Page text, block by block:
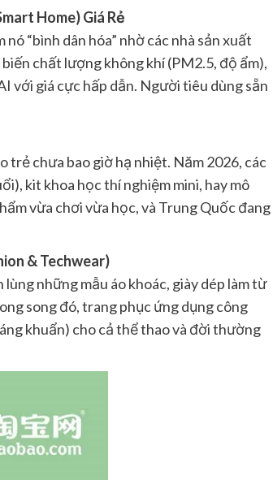
Home) Giá Rẻ
“bình dân hóa” nhờ các nhà sản xuất
chất lượng không khí (PM2.5, độ ẩm),
với giá cực hấp dẫn. Người tiêu dùng sẵn
trẻ chưa bao giờ hạ nhiệt. Năm 2026, các
kit khoa học thí nghiệm mini, hay mô
vừa chơi vừa học, và Trung Quốc đang
& Techwear)
những mẫu áo khoác, giày dép làm từ
song đó, trang phục ứng dụng công
khuẩn) cho cả thể thao và đời thường